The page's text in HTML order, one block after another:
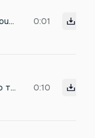
Close, echoless sound of an IS-2 Tank firing its 122mm cannon. 0:01
звук запуска чего то. создай это в танковой основной тематике - чтобы это был какой то стук металлов и будто взрыв, с эхо-эффектом 0:10